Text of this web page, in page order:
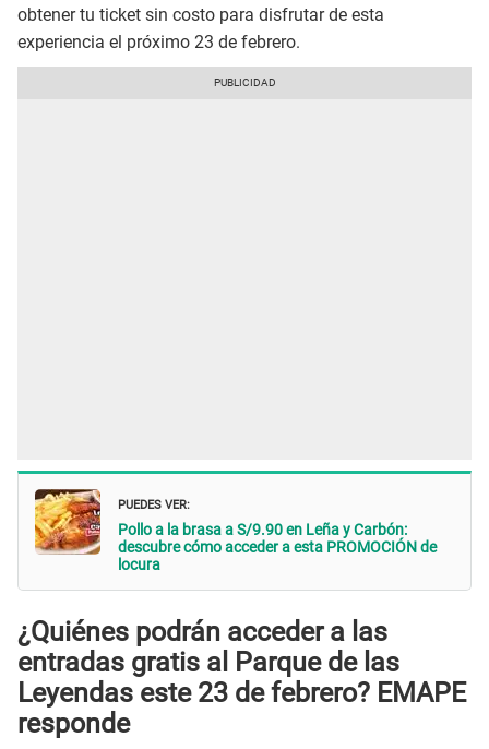
obtener tu ticket sin costo para disfrutar de esta
experiencia el próximo 23 de febrero.
PUEDES VER:
Pollo a la brasa a S/9.90 en Leña y Carbón:
descubre cómo acceder a esta PROMOCIÓN de
locura
¿Quiénes podrán acceder a las
entradas gratis al Parque de las
Leyendas este 23 de febrero? EMAPE
responde